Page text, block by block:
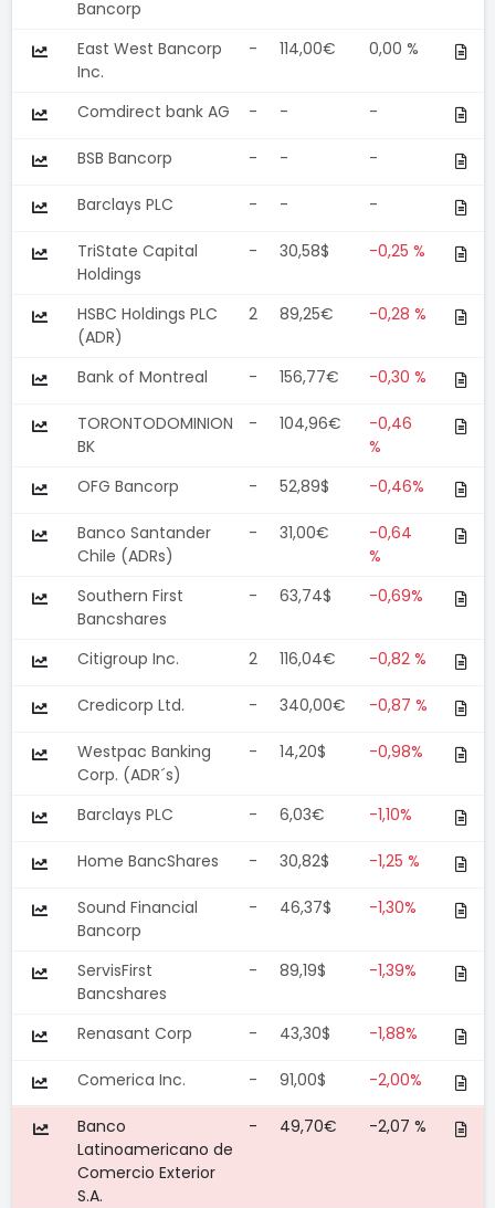
Bancorp
East West Bancorp
Inc.
- 114,00€ 0,00 %
Comdirect bank AG - - -
BSB Bancorp - - -
Barclays PLC - - -
TriState Capital
Holdings
- 30,58$ -0,25 %
HSBC Holdings PLC
(ADR)
2 89,25€ -0,28 %
Bank of Montreal - 156,77€ -0,30 %
TORONTODOMINION
BK
- 104,96€
-0,46
%
OFG Bancorp
- 52,89$ -0,46%
Banco Santander
Chile (ADRs)
- 31,00€
-0,64
%
Southern First
Bancshares
- 63,74$ -0,69%
Citigroup Inc. 2 116,04€ -0,82 %
Credicorp Ltd. - 340,00€ -0,87 %
Westpac Banking
Corp. (ADR´s)
- 14,20$ -0,98%
Barclays PLC - 6,03€ -1,10%
Home BancShares - 30,82$ -1,25 %
Sound Financial
Bancorp
- 46,37$ -1,30%
ServisFirst
Bancshares
- 89,19$ -1,39%
Renasant Corp - 43,30$ -1,88%
Comerica Inc. - 91,00$ -2,00%
Banco
Latinoamericano de
Comercio Exterior
S.A.
- 49,70€ -2,07 %